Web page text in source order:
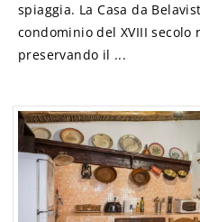
spiaggia. La Casa da
condominio del XVIII
preservando il ...